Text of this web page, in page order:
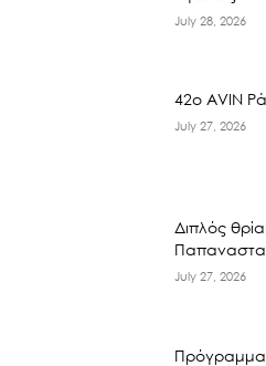
July 28, 2026
42ο AVIN
July 27, 2026
Διπλός
July 27, 2026